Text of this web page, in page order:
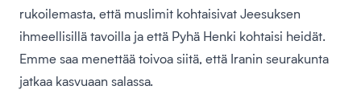
rukoilemasta, että muslimit kohtaisivat Jeesuksen
ihmeellisillä tavoilla ja että Pyhä Henki kohtaisi heidät.
Emme saa menettää toivoa siitä, että Iranin seurakunta
jatkaa kasvuaan salassa.